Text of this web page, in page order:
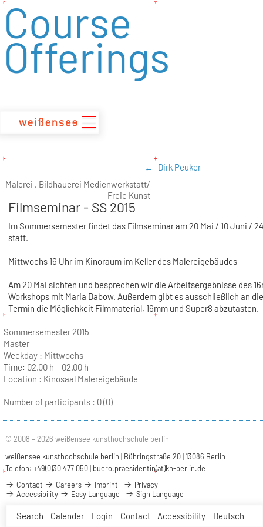
zum
Inhalt
Search Calender Login Contact Accessibility Deutsch
Course
Offerings
Dirk Peuker
Malerei , Bildhauerei Medienwerkstatt/
Freie Kunst
Filmseminar - SS 2015
Im Sommersemester findet das Filmseminar am 20 Mai / 10 Juni /
statt.
Mittwochs 16 Uhr im Kinoraum im Keller des Malereigebäudes
Am 20 Mai sichten und besprechen wir die Arbeitsergebnisse des
Workshops mit Maria Dabow. Außerdem gibt es ausschließlich an
Termin die Möglichkeit Filmmaterial, 16mm und Super8 abzutasten.
Sommersemester 2015
Master
Weekday : Mittwochs
Time: 02.00 h – 02.00 h
Location : Kinosaal Malereigebäude
Number of participants : 0 (0)
© 2008 – 2026 weißensee kunsthochschule berlin
weißensee kunsthochschule berlin | Bühringstraße 20 | 13086 Berlin
Telefon: +49(0)30 477 050 | buero.praesidentin(at)kh-berlin.de
Contact
Careers Imprint
Privacy
Accessibility
Easy Language Sign Language